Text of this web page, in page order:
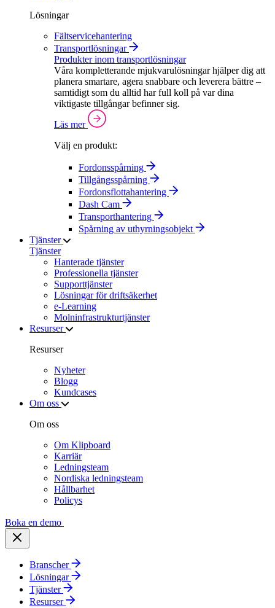
Lösningar
Fältservicehantering
Transportlösningar
Produkter inom transportlösningar
Våra kompletterande mjukvarulösningar hjälper dig att
planera smartare, agera snabbare och leverera bättre –
samtidigt som du alltid har full koll på var dina
viktigaste tillgångar befinner sig.
Läs mer
Välj en produkt:
Fordonsspårning
Tillgångsspårning
Fordonsflottahantering
Dash Cam
Transporthantering
Spårning av uthyrningsobjekt
Tjänster
Tjänster
Hanterade tjänster
Professionella tjänster
Supporttjänster
Lösningar för driftsäkerhet
e-Learning
Molninfrastrukturtjänster
Resurser
Resurser
Nyheter
Blogg
Kundcases
Om oss
Om oss
Om Klipboard
Karriär
Ledningsteam
Nordiska ledningsteam
Hållbarhet
Policys
Boka en demo
Branscher
Lösningar
Tjänster
Resurser